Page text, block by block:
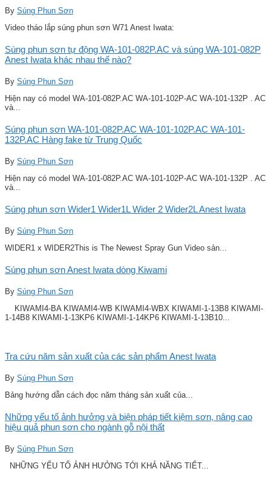
By Súng Phun Sơn
Video tháo lắp súng phun sơn W71 Anest Iwata:
Súng phun sơn tự động WA-101-082P.AC và súng WA-101-082P
Anest Iwata khác nhau thế nào?
By Súng Phun Sơn
Hiện nay có model WA-101-082P.AC WA-101-102P-AC WA-101-132P . AC
và...
Súng phun sơn WA-101-082P.AC WA-101-102P.AC WA-101-
132P.AC Hàng fake từ Trung Quốc
By Súng Phun Sơn
Hiện nay có model WA-101-082P.AC WA-101-102P-AC WA-101-132P . AC
và...
Súng phun sơn Wider1 Wider1L Wider 2 Wider2L Anest Iwata
By Súng Phun Sơn
WIDER1 x WIDER2This is The Newest Spray Gun Video sản...
Súng phun sơn Anest Iwata dòng Kiwami
By Súng Phun Sơn
KIWAMI4-BA KIWAMI4-WB KIWAMI4-WBX KIWAMI-1-13B8 KIWAMI-
1-14B8 KIWAMI-1-13KP6 KIWAMI-1-14KP6 KIWAMI-1-13B10...
Tra cứu năm sản xuất của các sản phẩm Anest Iwata
By Súng Phun Sơn
Bảng hướng dẫn cách đọc năm tháng sản xuất của...
Những yếu tố ảnh hưởng và biện pháp tiết kiệm sơn, nâng cao
hiệu quả phun sơn cho ngành gỗ nội thất
By Súng Phun Sơn
NHỮNG YẾU TỐ ẢNH HƯỞNG TỚI KHẢ NĂNG TIẾT...